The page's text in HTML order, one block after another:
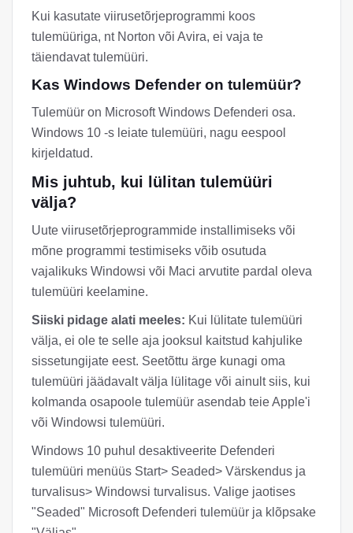
Kui kasutate viirusetõrjeprogrammi koos
tulemüüriga, nt Norton või Avira, ei vaja te
täiendavat tulemüüri.
Kas Windows Defender on tulemüür?
Tulemüür on Microsoft Windows Defenderi osa.
Windows 10 -s leiate tulemüüri, nagu eespool
kirjeldatud.
Mis juhtub, kui lülitan tulemüüri
välja?
Uute viirusetõrjeprogrammide installimiseks või
mõne programmi testimiseks võib osutuda
vajalikuks Windowsi või Maci arvutite pardal oleva
tulemüüri keelamine.
Siiski pidage alati meeles: Kui lülitate tulemüüri
välja, ei ole te selle aja jooksul kaitstud kahjulike
sissetungijate eest. Seetõttu ärge kunagi oma
tulemüüri jäädavalt välja lülitage või ainult siis, kui
kolmanda osapoole tulemüür asendab teie Apple'i
või Windowsi tulemüüri.
Windows 10 puhul desaktiveerite Defenderi
tulemüüri menüüs Start> Seaded> Värskendus ja
turvalisus> Windowsi turvalisus. Valige jaotises
"Seaded" Microsoft Defenderi tulemüür ja klõpsake